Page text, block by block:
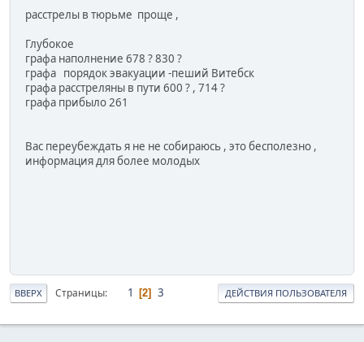
расстрелы в тюрьме проще ,
Глубокое
графа наполнение 678 ? 830 ?
графа порядок эвакуации -пеший Витебск
графа расстреляны в пути 600 ? , 714 ?
графа прибыло 261
Вас переубеждать я не не собираюсь , это бесполезно ,
информация для более молодых
ВВЕРХ Страницы 1 2 3 ДЕЙСТВИЯ ПОЛЬЗОВАТЕЛЯ